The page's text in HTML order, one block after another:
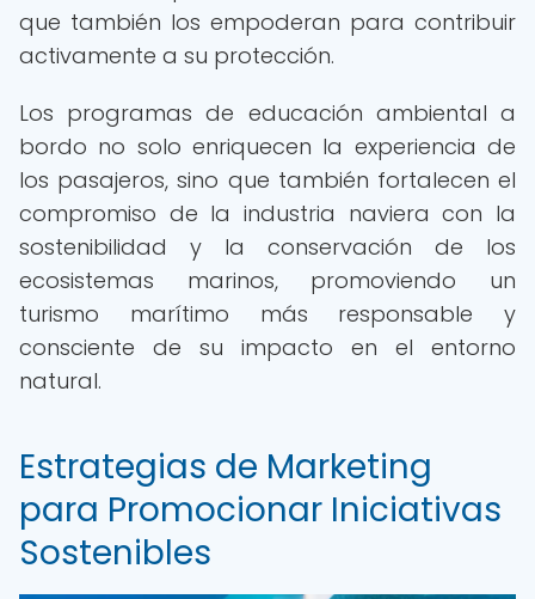
que también los empoderan para contribuir
activamente a su protección.
Los programas de educación ambiental a
bordo no solo enriquecen la experiencia de
los pasajeros, sino que también fortalecen el
compromiso de la industria naviera con la
sostenibilidad y la conservación de los
ecosistemas marinos, promoviendo un
turismo marítimo más responsable y
consciente de su impacto en el entorno
natural.
Estrategias de Marketing
para Promocionar Iniciativas
Sostenibles